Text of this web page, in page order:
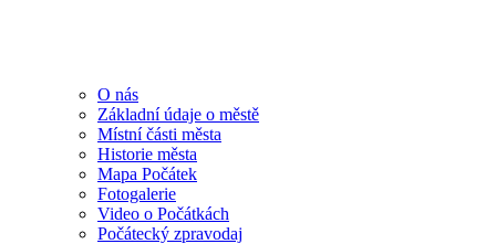
O nás
Základní údaje o městě
Místní části města
Historie města
Mapa Počátek
Fotogalerie
Video o Počátkách
Počátecký zpravodaj